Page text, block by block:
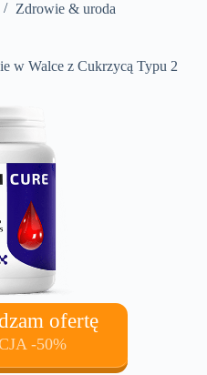
Zdrowie & uroda
w Walce z Cukrzycą Typu 2
ofertę
-50%